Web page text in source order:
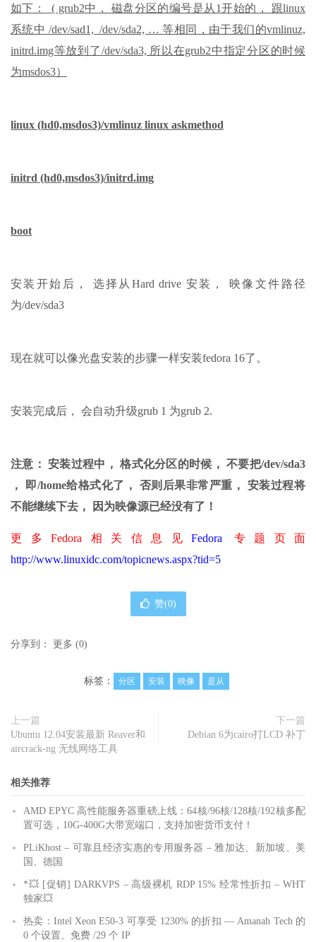
如下： ( grub2中， 磁盘分区的编号是从1开始的， 跟linux
系统中 /dev/sad1, /dev/sda2, … 等相同，由于我们的vmlinuz,
initrd.img等放到了/dev/sda3, 所以在grub2中指定分区的时候
为msdos3）
linux (hd0,msdos3)/vmlinuz linux askmethod
initrd (hd0,msdos3)/initrd.img
boot
安装开始后， 选择从Hard drive 安装， 映像文件路径
为/dev/sda3
现在就可以像光盘安装的步骤一样安装fedora 16了。
安装完成后， 会自动升级grub 1 为grub 2.
注意： 安装过程中， 格式化分区的时候， 不要把/dev/sda3
， 即/home给格式化了， 否则后果非常严重， 安装过程将
不能继续下去， 因为映像源已经没有了！
更多Fedora相关信息见 Fedora 专题页面
http://www.linuxidc.com/topicnews.aspx?tid=5
赞(0)
分享到： 更多 (0)
标签： 分区 安装 映像 是从
上一篇
Ubuntu 12.04安装最新 Reaver和
aircrack-ng 无线网络工具
下一篇
Debian 6为cairo打LCD 补丁
相关推荐
AMD EPYC 高性能服务器重磅上线：64核/96核/128核/192核多配
置可选，10G-400G大带宽端口，支持加密货币支付！
PLiKhost – 可靠且经济实惠的专用服务器 – 雅加达、新加坡、美
国、德国
*💥 [促销] DARKVPS – 高级裸机 RDP 15% 经常性折扣 – WHT
独家💥
热卖：Intel Xeon E50-3 可享受 1230% 的折扣 — Amanah Tech 的
0 个设置、免费 /29 个 IP